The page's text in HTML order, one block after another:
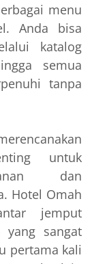
menu
Anda bisa
katalog
semua
tanpa
untuk
dan
Hotel Omah
jemput
yang sangat
pertama kali